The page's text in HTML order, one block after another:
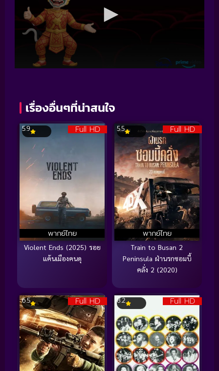
เรื่องอื่นๆที่น่าสนใจ
Full HD
พากย์ไทย
5.9
Violent Ends (2025) รอย
แค้นเมืองคนดุ
Full HD
พากย์ไทย
5.5
Train to Busan 2
Peninsula ฝ่านรกซอมบี้
คลั่ง 2 (2020)
Full HD
6.5 Full HD
8.2